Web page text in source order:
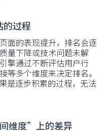
的过程
面的表现提升，排名会逐
量下降或技术问题未解
擎通过不断评估用户行
等多个维度来决定排名。
是逐步积累的过程，无法
维度”上的差异